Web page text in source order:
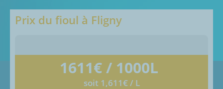
Prix du fioul à Fligny
1611€ / 1000L
soit 1,611€ / L